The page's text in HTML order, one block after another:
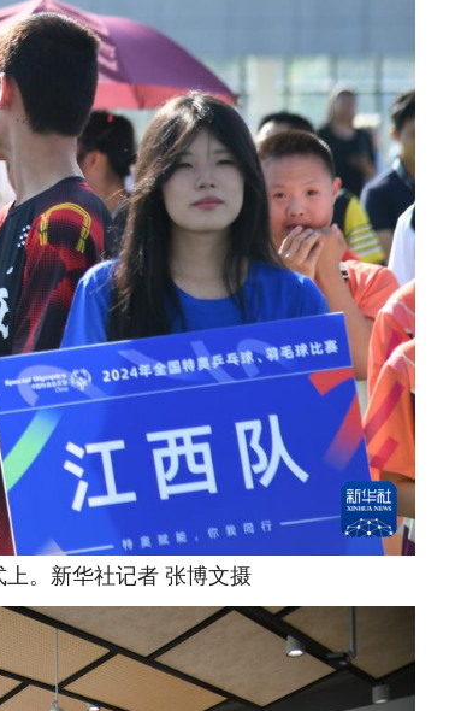
新华社记者 张博文摄